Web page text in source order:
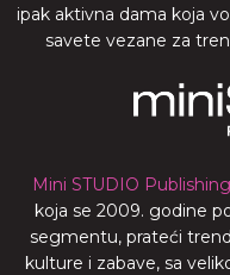
ipak aktivna dama koja
savete vezane za
Mini STUDIO
koja se 2009. godine
segmentu, prateći
kulture i zabave, sa